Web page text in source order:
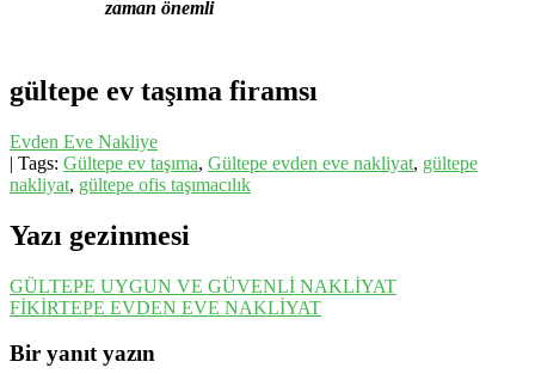
zaman önemli
gültepe ev taşıma firamsı
Evden Eve Nakliye
| Tags: Gültepe ev taşıma, Gültepe evden eve nakliyat, gültepe
nakliyat, gültepe ofis taşımacılık
Yazı gezinmesi
GÜLTEPE UYGUN VE GÜVENLİ NAKLİYAT
FİKİRTEPE EVDEN EVE NAKLİYAT
Bir yanıt yazın